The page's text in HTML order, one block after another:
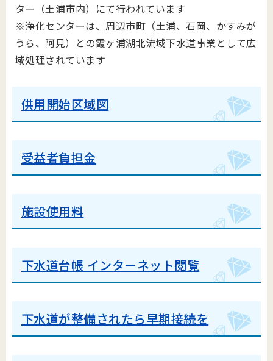
ター（土浦市内）にて行われています
※浄化センターは、周辺市町（土浦、石岡、かすみが
うら、阿見）との霞ヶ浦湖北流域下水道事業として広
域処理されています
供用開始区域図
受益者負担金
施設使用料
下水道台帳 インターネット閲覧
下水道が整備されたら早期接続を